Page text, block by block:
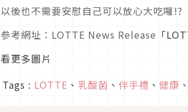
以後也不需要安慰自己可以放心大吃囉
参考網址：LOTTE News Release 「
看更多圖片
Tags : LOTTE 、 乳酸菌 、 伴手禮 、 健康 、